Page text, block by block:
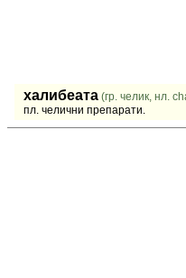
халибеата (гр. челик, нл.
пл. челични препарати.